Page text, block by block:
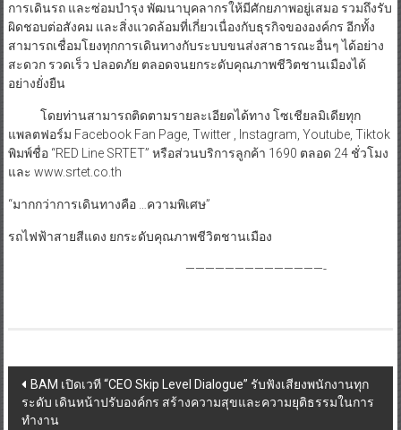
การเดินรถ และซ่อมบำรุง พัฒนาบุคลากรให้มีศักยภาพอยู่เสมอ รวมถึงรับ
ผิดชอบต่อสังคม และสิ่งแวดล้อมที่เกี่ยวเนื่องกับธุรกิจขององค์กร อีกทั้ง
สามารถเชื่อมโยงทุกการเดินทางกับระบบขนส่งสาธารณะอื่นๆ ได้อย่าง
สะดวก รวดเร็ว ปลอดภัย ตลอดจนยกระดับคุณภาพชีวิตชานเมืองได้
อย่างยั่งยืน
โดยท่านสามารถติดตามรายละเอียดได้ทาง โซเชียลมิเดียทุก
แพลตฟอร์ม Facebook Fan Page, Twitter , Instagram, Youtube, Tiktok
พิมพ์ชื่อ “RED Line SRTET” หรือส่วนบริการลูกค้า 1690 ตลอด 24 ชั่วโมง
และ www.srtet.co.th
“มากกว่าการเดินทางคือ …ความพิเศษ”
รถไฟฟ้าสายสีแดง ยกระดับคุณภาพชีวิตชานเมือง
——————————————-
Post
navigation
BAM เปิดเวที “CEO Skip Level Dialogue” รับฟังเสียงพนักงานทุก
ระดับ เดินหน้าปรับองค์กร สร้างความสุขและความยุติธรรมในการ
ทำงาน